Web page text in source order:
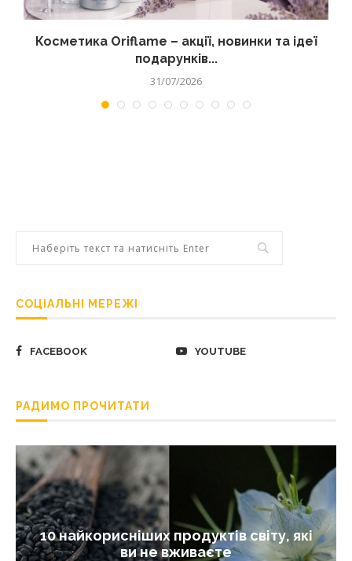
Косметика Oriflame – акції, новинки та ідеї
подарунків...
31/07/2026
СОЦІАЛЬНІ МЕРЕЖІ
FACEBOOK YOUTUBE
РАДИМО ПРОЧИТАТИ
10 найкорисніших продуктів світу, які
ви не вживаєте